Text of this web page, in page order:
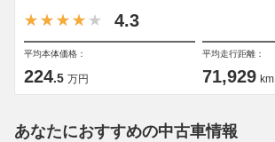
4.3
平均本体価格：
224.5 万円
平均走行距離：
71,929 km
あなたにおすすめの中古車情報